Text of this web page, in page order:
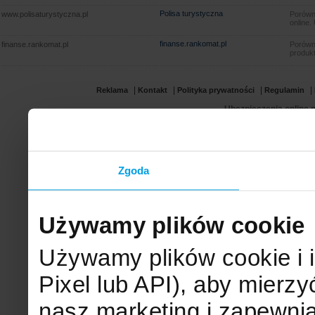
Zgoda
Używamy plików cookie
Używamy plików cookie i
Pixel lub API), aby
www.polisaturystyczna.pl Polisa turystyczna
finanse.rankomat.pl finanse.rankomat.pl
Reklama Kontakt Polityka prywatności Regulamin
Ubezpieczenia